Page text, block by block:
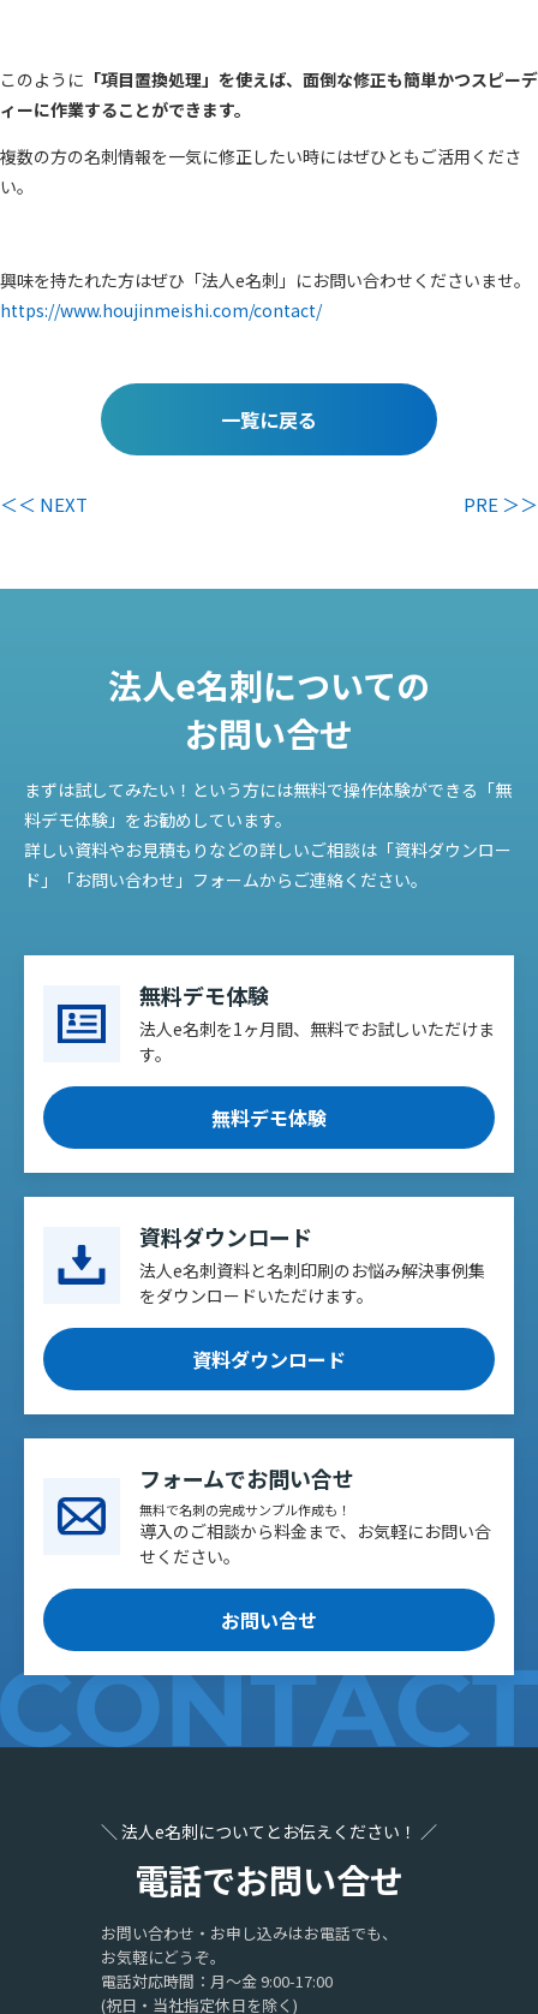
このように 「項目置換処理」を使えば、面倒な修正も簡単かつスピーデ
ィーに作業することができます。
複数の方の名刺情報を一気に修正したい時にはぜひともご活用くださ
い。
興味を持たれた方はぜひ「法人e名刺」にお問い合わせくださいませ。
https://www.houjinmeishi.com/contact/
一覧に戻る
＜＜ NEXT PRE ＞＞
法人e名刺についての
お問い合せ
まずは試してみたい！という方には無料で操作体験ができる「無
料デモ体験」をお勧めしています。
詳しい資料やお見積もりなどの詳しいご相談は「資料ダウンロー
ド」「お問い合わせ」フォームからご連絡ください。
無料デモ体験
法人e名刺を1ヶ月間、無料でお試しいただけま
す。
無料デモ体験
資料ダウンロード
法人e名刺資料と名刺印刷のお悩み解決事例集
をダウンロードいただけます。
資料ダウンロード
フォームでお問い合せ
無料で名刺の完成サンプル作成も！
導入のご相談から料金まで、お気軽にお問い合
せください。
お問い合せ
＼ 法人e名刺についてとお伝えください！ ／
電話でお問い合せ
お問い合わせ・お申し込みはお電話でも、
お気軽にどうぞ。
電話対応時間：月〜金 9:00-17:00
(祝日・当社指定休日を除く)